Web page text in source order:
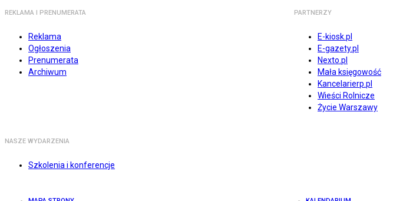
REKLAMA I PRENUMERATA
Reklama
Ogłoszenia
Prenumerata
Archiwum
PARTNERZY
E-kiosk.pl
E-gazety.pl
Nexto.pl
Mała księgowość
Kancelarierp.pl
Wieści Rolnicze
Życie Warszawy
NASZE WYDARZENIA
Szkolenia i konferencje